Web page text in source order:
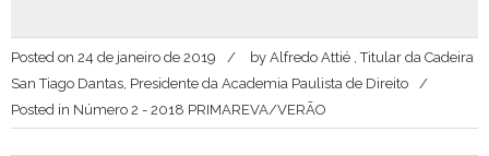
Posted on 24 de janeiro de 2019 by Alfredo Attié , Titular da Cadeira
San Tiago Dantas, Presidente da Academia Paulista de Direito
Posted in Número 2 - 2018 PRIMAREVA/VERÃO